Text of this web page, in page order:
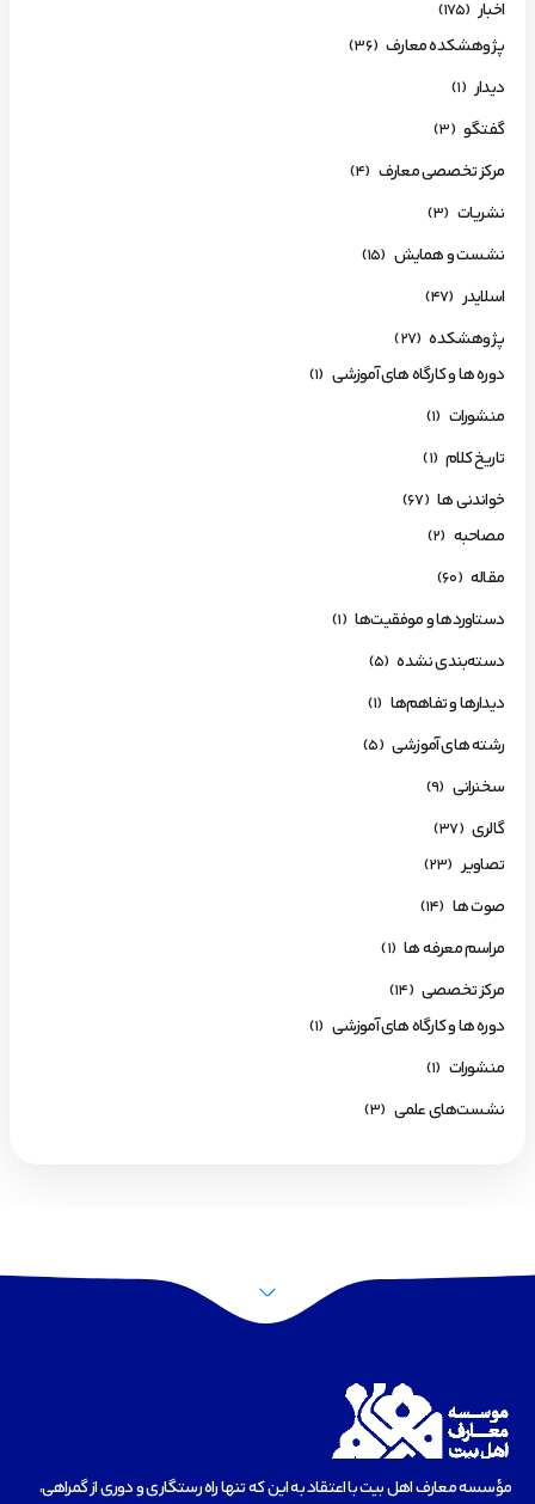
اخبار (175)
پژوهشکده معارف (36)
دیدار (1)
گفتگو (3)
مرکز تخصصی معارف (4)
نشریات (3)
نشست و همایش (15)
اسلایدر (47)
پژوهشکده (27)
دوره ها و کارگاه های آموزشی (1)
منشورات (1)
تاریخ کلام (1)
خواندنی ها (67)
مصاحبه (2)
مقاله (60)
دستاوردها و موفقیت‌ها (1)
دسته‌بندی نشده (5)
دیدارها و تفاهم‌ها (1)
رشته های آموزشی (5)
سخنرانی (9)
گالری (37)
تصاویر (23)
صوت ها (14)
مراسم معرفه ها (1)
مرکز تخصصی (14)
دوره ها و کارگاه های آموزشی (1)
منشورات (1)
نشست‌های علمی (3)
مؤسسه‌ معارف اهل بیت با اعتقاد به این که تنها راه رستگاری و دوری از گمراهی،